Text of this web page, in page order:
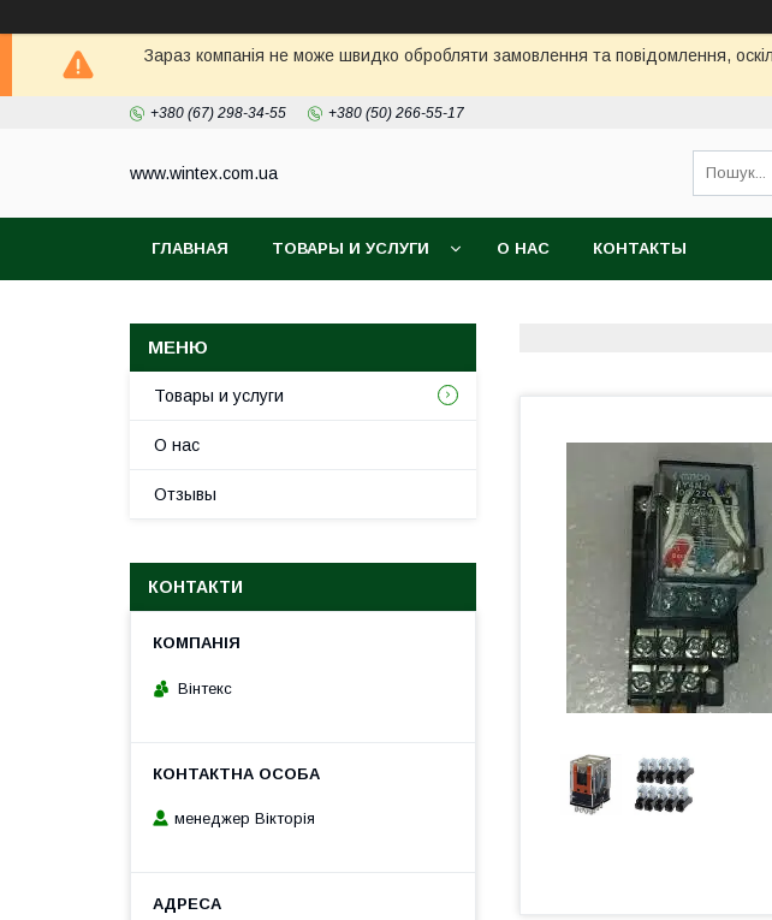
Зараз компанія не може швидко обробляти замовлення та повідомлення,
+380 (67) 298-34-55 +380 (50) 266-55-17
www.wintex.com.ua
ГЛАВНАЯ ТОВАРЫ И УСЛУГИ О НАС КОНТАКТЫ
Товары и услуги
О нас
Отзывы
КОНТАКТИ
Вінтекс
менеджер Вікторія